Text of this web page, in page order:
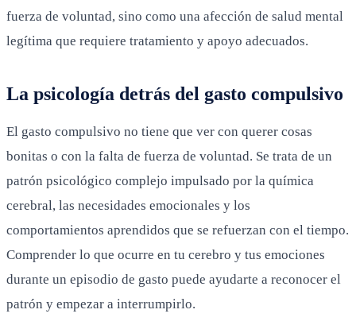
fuerza de voluntad, sino como una afección de salud mental
legítima que requiere tratamiento y apoyo adecuados.
La psicología detrás del gasto compulsivo
El gasto compulsivo no tiene que ver con querer cosas
bonitas o con la falta de fuerza de voluntad. Se trata de un
patrón psicológico complejo impulsado por la química
cerebral, las necesidades emocionales y los
comportamientos aprendidos que se refuerzan con el tiempo.
Comprender lo que ocurre en tu cerebro y tus emociones
durante un episodio de gasto puede ayudarte a reconocer el
patrón y empezar a interrumpirlo.